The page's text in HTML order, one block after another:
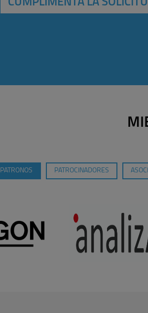
CUMPLIMENTA LA
PATRONOS PATROCINADORES